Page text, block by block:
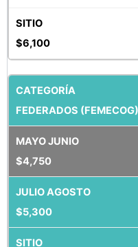
$6,100
FEDERADOS (FEMECOG)
$4,750
$5,300